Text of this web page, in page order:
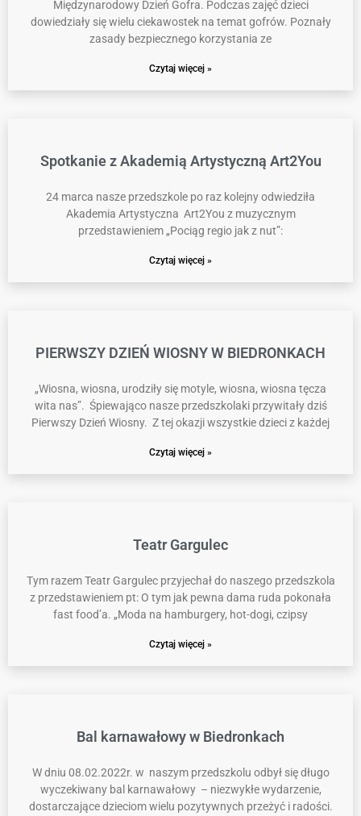
Międzynarodowy Dzień Gofra. Podczas zajęć dzieci
dowiedziały się wielu ciekawostek na temat gofrów. Poznały
zasady bezpiecznego korzystania ze
Czytaj więcej »
Spotkanie z Akademią Artystyczną Art2You
24 marca nasze przedszkole po raz kolejny odwiedziła
Akademia Artystyczna Art2You z muzycznym
przedstawieniem „Pociąg regio jak z nut”:
Czytaj więcej »
PIERWSZY DZIEŃ WIOSNY W BIEDRONKACH
„Wiosna, wiosna, urodziły się motyle, wiosna, wiosna tęcza
wita nas”. Śpiewająco nasze przedszkolaki przywitały dziś
Pierwszy Dzień Wiosny. Z tej okazji wszystkie dzieci z każdej
Czytaj więcej »
Teatr Gargulec
Tym razem Teatr Gargulec przyjechał do naszego przedszkola
z przedstawieniem pt: O tym jak pewna dama ruda pokonała
fast food’a. „Moda na hamburgery, hot-dogi, czipsy
Czytaj więcej »
Bal karnawałowy w Biedronkach
W dniu 08.02.2022r. w naszym przedszkolu odbył się długo
wyczekiwany bal karnawałowy – niezwykłe wydarzenie,
dostarczające dzieciom wielu pozytywnych przeżyć i radości.